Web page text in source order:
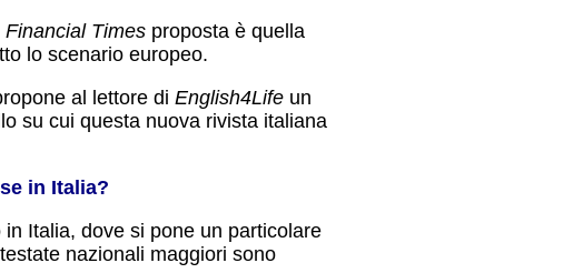
Financial Times proposta è quella
lo scenario europeo.
al lettore di English4Life un
su cui questa nuova rivista italiana
in Italia?
Italia, dove si pone un particolare
nazionali maggiori sono